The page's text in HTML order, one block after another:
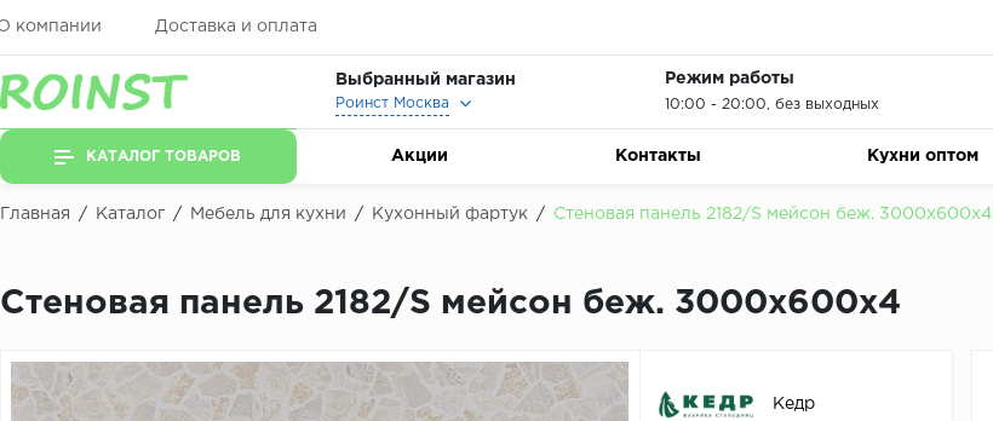
компании Доставка и оплата
Выбранный магазин
Роинст Москва
Режим работы
10:00 - 20:00, без выходных
КАТАЛОГ ТОВАРОВ Акции Контакты Кухни оптом
Главная / Каталог / Мебель для кухни / Кухонный фартук / Стеновая панель 2182/S мейсон беж. 3000х600х4
Стеновая панель 2182/S мейсон беж. 3000х600х4
Кедр